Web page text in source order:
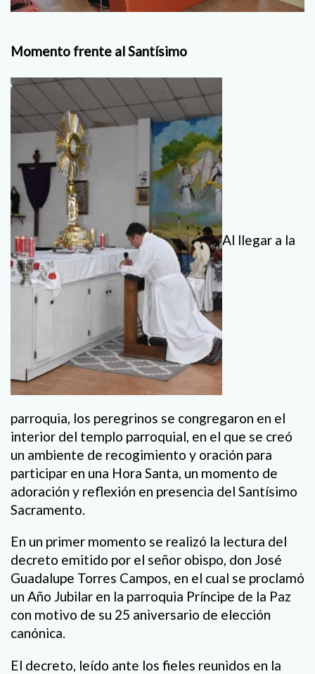
Momento frente al Santísimo
Al llegar a la
parroquia, los peregrinos se congregaron en el
interior del templo parroquial, en el que se creó
un ambiente de recogimiento y oración para
participar en una Hora Santa, un momento de
adoración y reflexión en presencia del Santísimo
Sacramento.
En un primer momento se realizó la lectura del
decreto emitido por el señor obispo, don José
Guadalupe Torres Campos, en el cual se proclamó
un Año Jubilar en la parroquia Príncipe de la Paz
con motivo de su 25 aniversario de elección
canónica.
El decreto, leído ante los fieles reunidos en la